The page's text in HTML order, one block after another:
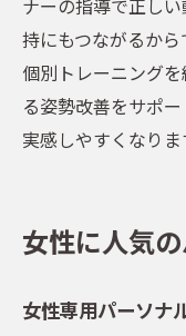
サポート
五反田周辺で
パーソナ
ポイント
五反田
較
持にもつながるか
個別トレーニング
る姿勢改善をサポ
実感しやすくなりま
女性に人気
女性専用パーソナ